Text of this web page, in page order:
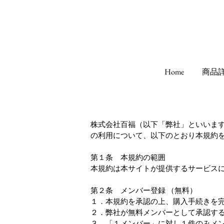
Home 商品
株式会社百福（以下「弊社」といいま
の利用について、以下のとおり本規約
第１条 本規約の範囲
本規約は本サイトが提供するサービス
第２条 メンバー登録 （無料）
１．本規約を承認の上、購入手続きを
２．弊社が無料メンバーとして承認す